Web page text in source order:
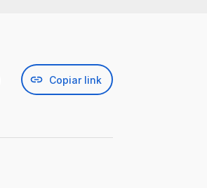
Copiar link